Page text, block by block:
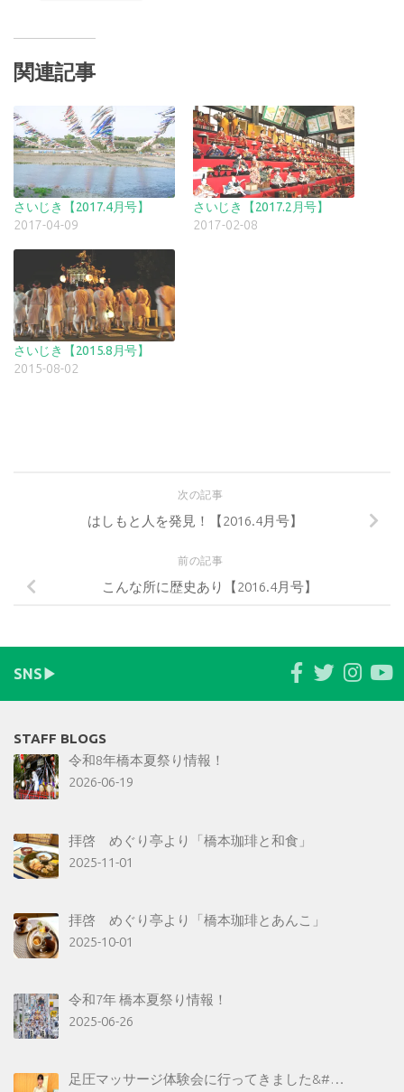
関連記事
さいじき【2017.4月号】
2017-04-09
さいじき【2017.2月号】
2017-02-08
さいじき【2015.8月号】
2015-08-02
次の記事
はしもと人を発見！【2016.4月号】
前の記事
こんな所に歴史あり【2016.4月号】
SNS▶︎
STAFF BLOGS
令和8年橋本夏祭り情報！
2026-06-19
拝啓 めぐり亭より「橋本珈琲と和食」
2025-11-01
拝啓 めぐり亭より「橋本珈琲とあんこ」
2025-10-01
令和7年 橋本夏祭り情報！
2025-06-26
足圧マッサージ体験会に行ってきました&#…